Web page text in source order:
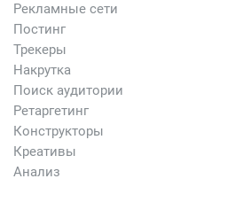
Рекламные сети
Постинг
Трекеры
Накрутка
Поиск аудитории
Ретаргетинг
Конструкторы
Креативы
Анализ